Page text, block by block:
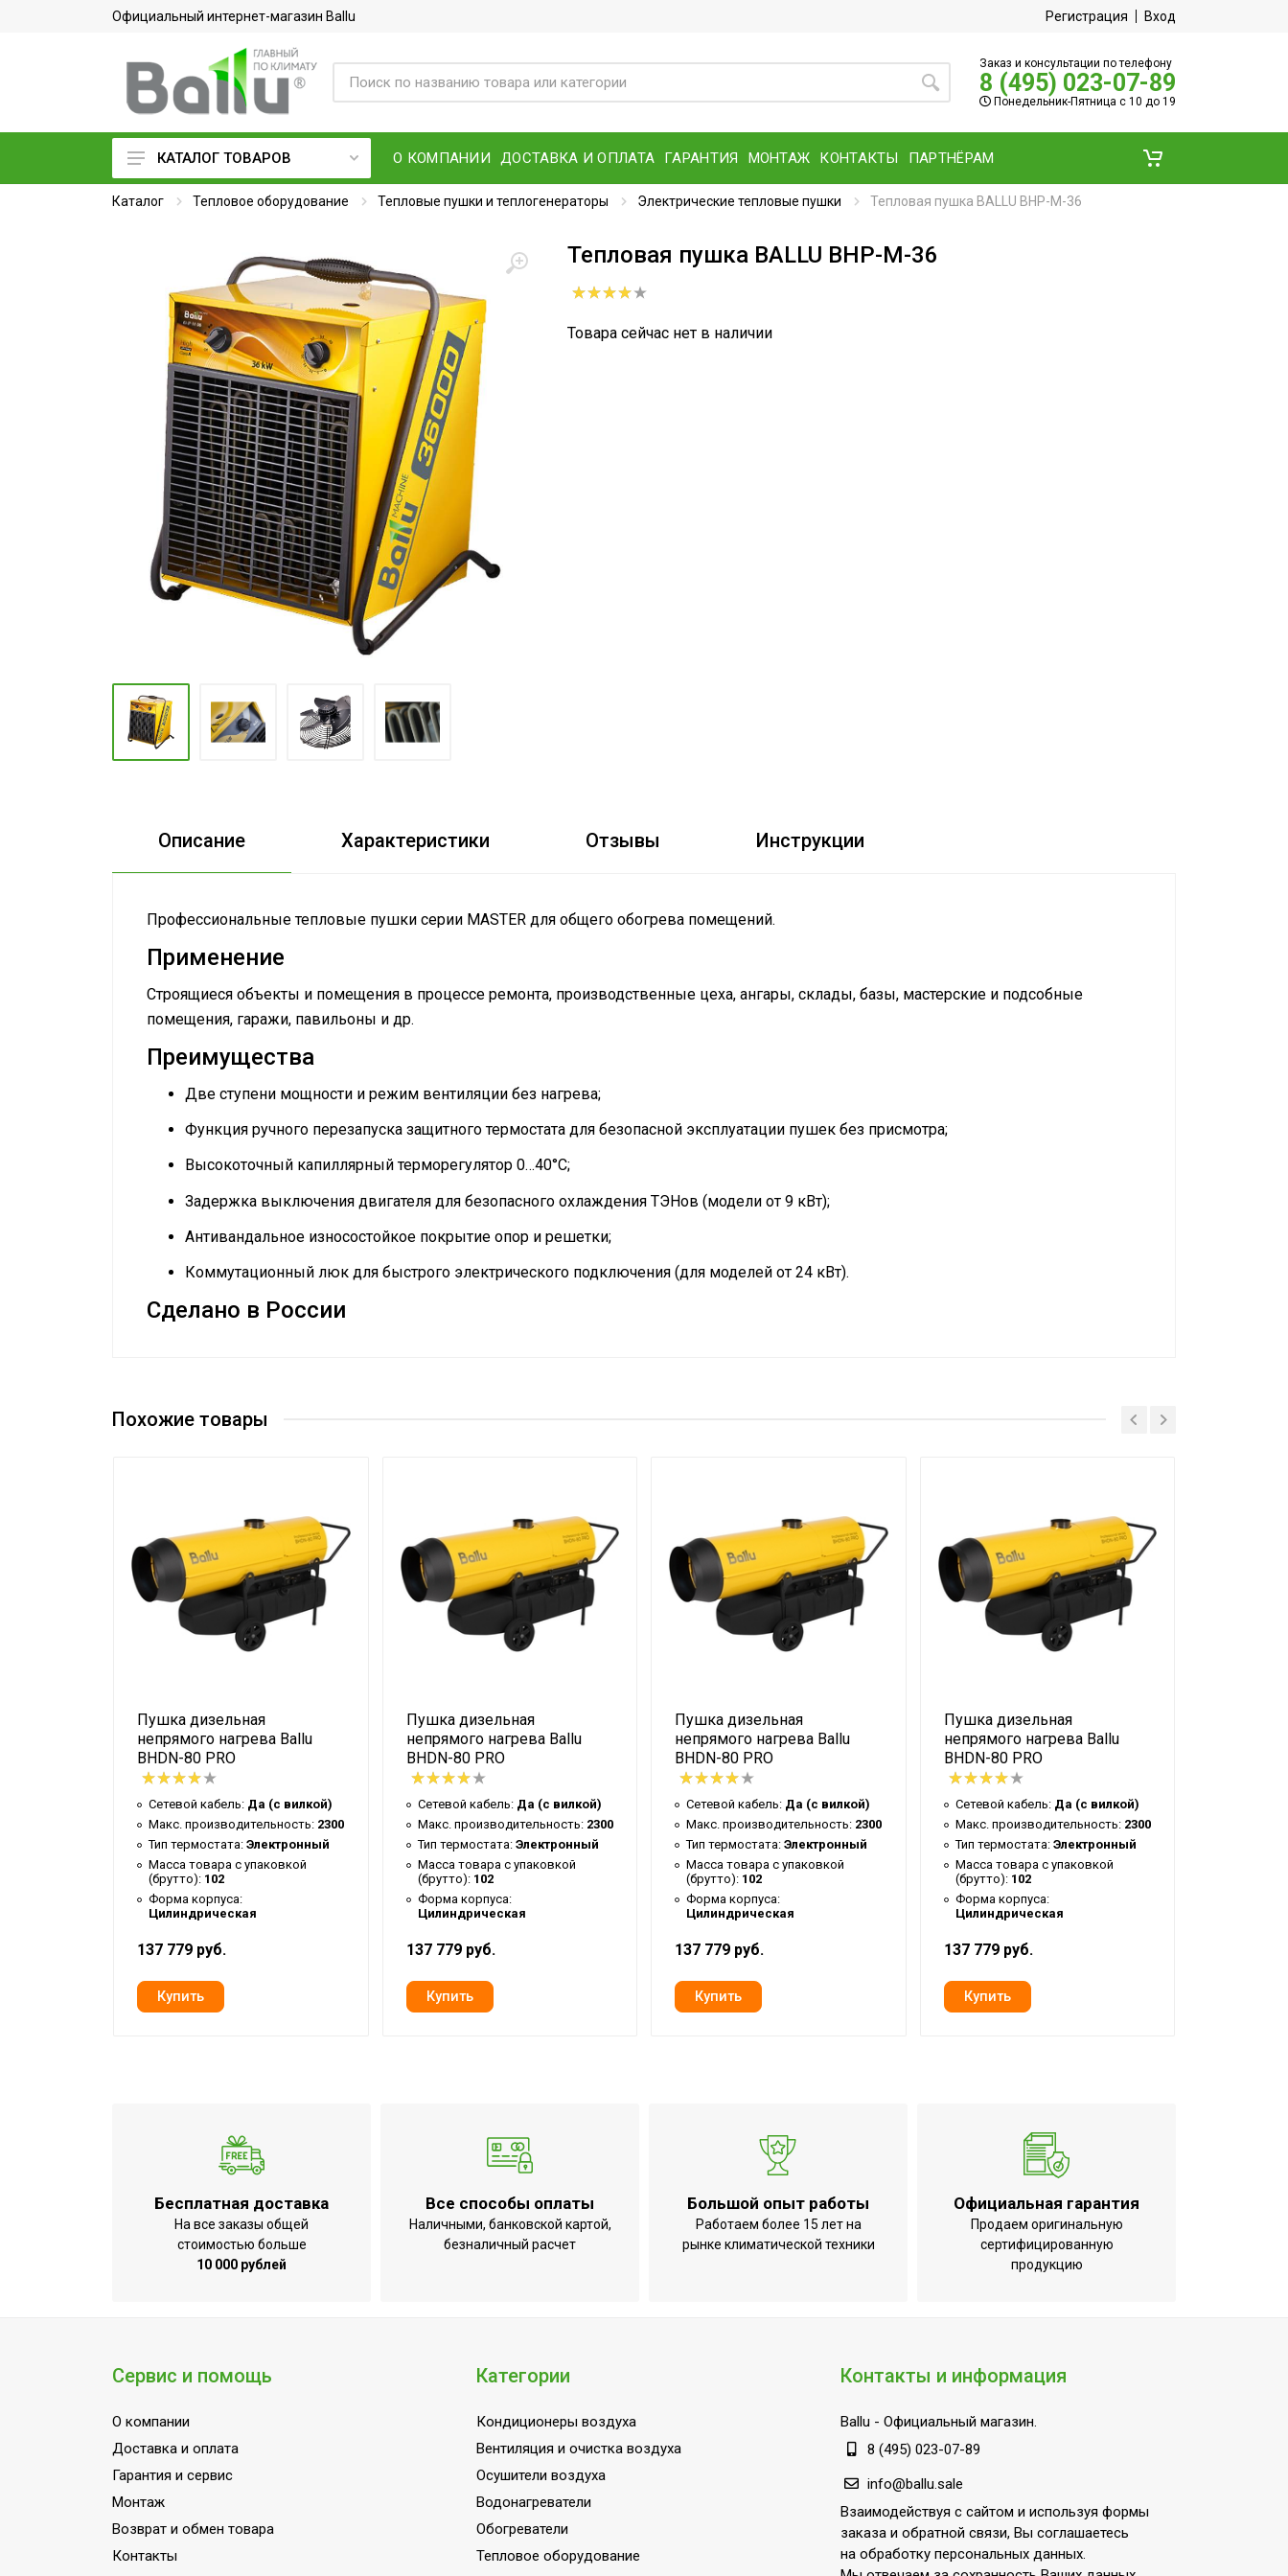
Официальный интернет-магазин Ballu Регистрация Вход
Заказ и консультации по телефону
8 (495) 023-07-89
Понедельник-Пятница с 10 до 19
Кондиционеры воздуха
Осушители воздуха
Водонагреватели
Обогреватели
Тепловое оборудование
Электросушилки для рук
Промышленные кондиционеры
КАТАЛОГ ТОВАРОВ О КОМПАНИИ ДОСТАВКА И ОПЛАТА ГАРАНТИЯ МОНТАЖ КОНТАКТЫ ПАРТНЁРАМ
Каталог Тепловое оборудование Тепловые пушки и теплогенераторы Электрические тепловые пушки Тепловая пушка BALLU BHP-M-36
Тепловая пушка BALLU BHP-M-36
Товара сейчас нет в наличии
Описание Характеристики Отзывы Инструкции
Профессиональные тепловые пушки серии MASTER для общего обогрева помещений.
Применение
Строящиеся объекты и помещения в процессе ремонта, производственные цеха, ангары, склады, базы, мастерские и подсобные
помещения, гаражи, павильоны и др.
Преимущества
Две ступени мощности и режим вентиляции без нагрева;
Функция ручного перезапуска защитного термостата для безопасной эксплуатации пушек без присмотра;
Высокоточный капиллярный терморегулятор 0…40°С;
Задержка выключения двигателя для безопасного охлаждения ТЭНов (модели от 9 кВт);
Антивандальное износостойкое покрытие опор и решетки;
Коммутационный люк для быстрого электрического подключения (для моделей от 24 кВт).
Сделано в России
Тип термостата
Ручка для перемещения
Высота упаковки товара
57
Гарантийный документ
Гарантийный талон
Глубина упаковки товара
45
Независимая регулировка воздушного потока
Нет
Бренд
Вид механического управления
Роторный переключатель
Макс. потребляемая мощность
36
Тип нагревательного элемента
Трубчатый электронагреватель (ТЭН)
Гарантийный срок
Регулировка угла наклона
Антикоррозийная обработка корпуса
Антикоррозийная обработка корпуса;Защита от перегрева;Механический термостат
Количество режимов нагрева
2
Регулировка температуры
Да (механический регулятор)
Точность установки температуры
Безопасное охлаждение ТЭНов после выключения
МОЩНОСТЬ ПОТРЕБЛЕНИЯ до
36
Индикация питания
Нет
Регулировка мощности обогрева
Индикация нагрева
Режим вентиляции
Да
Похожие товары
Пушка дизельная
непрямого нагрева Ballu
BHDN-80 PRO
Сетевой кабель: Да (с вилкой)
Макс. производительность: 2300
Тип термостата: Электронный
Масса товара с упаковкой
(брутто): 102
Форма корпуса:
Цилиндрическая
137 779 руб.
Пушка дизельная
непрямого нагрева Ballu
BHDN-80 PRO
Сетевой кабель: Да (с вилкой)
Макс. производительность: 2300
Тип термостата: Электронный
Масса товара с упаковкой
(брутто): 102
Форма корпуса:
Цилиндрическая
137 779 руб.
Пушка дизельная
непрямого нагрева Ballu
BHDN-80 PRO
Сетевой кабель: Да (с вилкой)
Макс. производительность: 2300
Тип термостата: Электронный
Масса товара с упаковкой
(брутто): 102
Форма корпуса:
Цилиндрическая
137 779 руб.
Пушка дизельная
непрямого нагрева Ballu
BHDN-80 PRO
Сетевой кабель: Да (с вилкой)
Макс. производительность: 2300
Тип термостата: Электронный
Масса товара с упаковкой
(брутто): 102
Форма корпуса:
Цилиндрическая
137 779 руб.
Бесплатная доставка
На все заказы общей
стоимостью больше
10 000 рублей
Все способы оплаты
Наличными, банковской картой,
безналичный расчет
Большой опыт работы
Работаем более 15 лет на
рынке климатической техники
Официальная гарантия
Продаем оригинальную
сертифицированную
продукцию
Сервис и помощь
О компании
Доставка и оплата
Гарантия и сервис
Монтаж
Возврат и обмен товара
Контакты
Категории
Кондиционеры воздуха
Вентиляция и очистка воздуха
Осушители воздуха
Водонагреватели
Обогреватели
Тепловое оборудование
Контакты и информация
Ballu - Официальный магазин.
8 (495) 023-07-89
info@ballu.sale
Взаимодействуя с сайтом и используя формы
заказа и обратной связи, Вы соглашаетесь
на обработку персональных данных.